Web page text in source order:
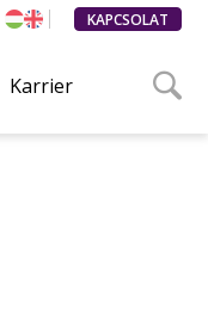
KAPCSOLAT
Karrier